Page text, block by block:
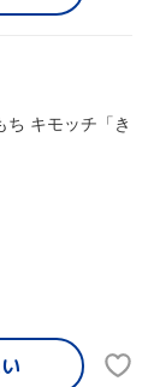
ち キモッチ「き